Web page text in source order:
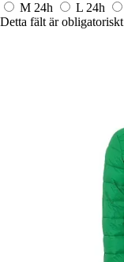
M 24h L 24h
Detta fält är obligatoriskt